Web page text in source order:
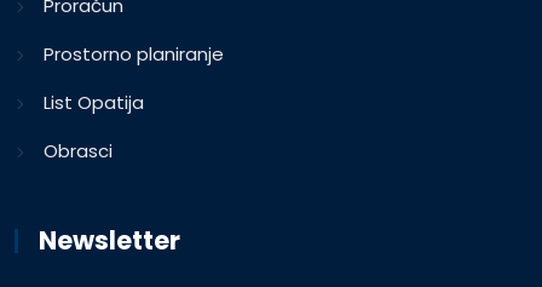
Proračun
Prostorno planiranje
List Opatija
Obrasci
Newsletter